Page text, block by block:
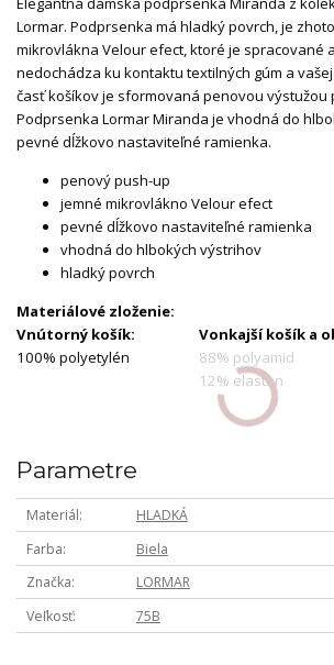
Lormar. Podprsenka má hladký povrch, je
mikrovlákna Velour efect, ktoré je spracované
nedochádza ku kontaktu textilných gúm a
časť košíkov je sformovaná penovou výstužou
Podprsenka Lormar Miranda je vhodná do
pevné dĺžkovo nastaviteľné ramienka.
penový push-up
jemné mikrovlákno Velour efect
pevné dĺžkovo nastaviteľné ramienka
vhodná do hlbokých výstrihov
hladký povrch
Materiálové zloženie:
Vnútorný košík:
Vonkajší košík a
100% polyetylén
88% polyamid
12% elastan
Parametre
Materiál
HLADKÁ
Farba
Biela
Značka
LORMAR
Veľkosť
75B